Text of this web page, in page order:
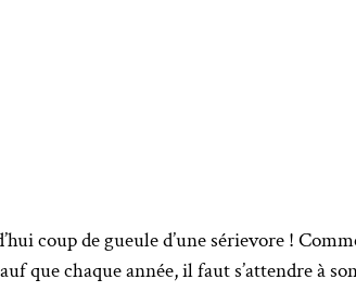
coup de gueule d’une sérievore !
que chaque année, il faut s’attendre à